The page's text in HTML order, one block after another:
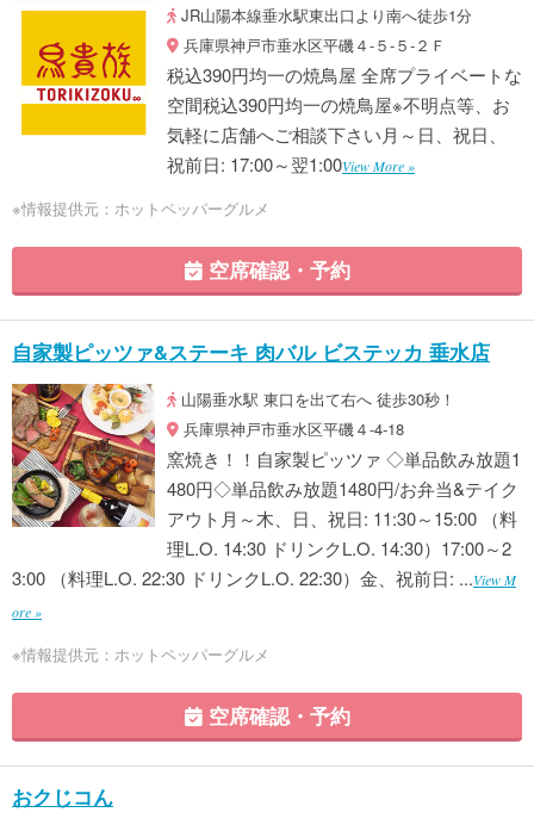
JR山陽本線垂水駅東出口より南へ徒歩1分
兵庫県神戸市垂水区平磯４‐５‐５‐２Ｆ
税込390円均一の焼鳥屋 全席プライベートな
空間税込390円均一の焼鳥屋※不明点等、お
気軽に店舗へご相談下さい月～日、祝日、
祝前日: 17:00～翌1:00View More »
※情報提供元：ホットペッパーグルメ
空席確認・予約
自家製ピッツァ&ステーキ 肉バル ビステッカ 垂水店
山陽垂水駅 東口を出て右へ 徒歩30秒！
兵庫県神戸市垂水区平磯４-4-18
窯焼き！！自家製ピッツァ ◇単品飲み放題1
480円◇単品飲み放題1480円/お弁当&テイク
アウト月～木、日、祝日: 11:30～15:00 （料
理L.O. 14:30 ドリンクL.O. 14:30）17:00～2
3:00 （料理L.O. 22:30 ドリンクL.O. 22:30）金、祝前日: ...View M
ore »
※情報提供元：ホットペッパーグルメ
空席確認・予約
おクじコん